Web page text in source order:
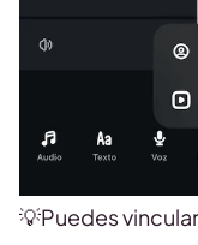
💡Puedes